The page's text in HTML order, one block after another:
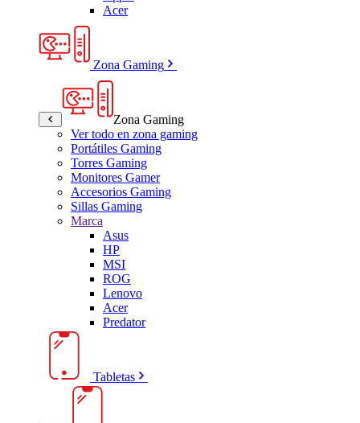
Acer
Zona Gaming
Zona Gaming
Ver todo en zona gaming
Portátiles Gaming
Torres Gaming
Monitores Gamer
Accesorios Gaming
Sillas Gaming
Marca
Asus
HP
MSI
ROG
Lenovo
Acer
Predator
Tabletas